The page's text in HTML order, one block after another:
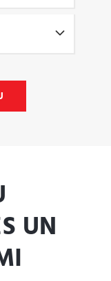
UN